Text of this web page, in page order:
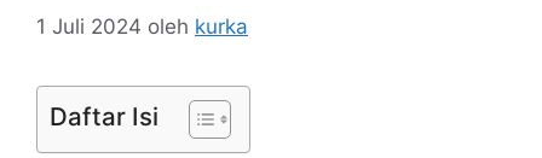
1 Juli 2024 oleh kurka
Daftar Isi